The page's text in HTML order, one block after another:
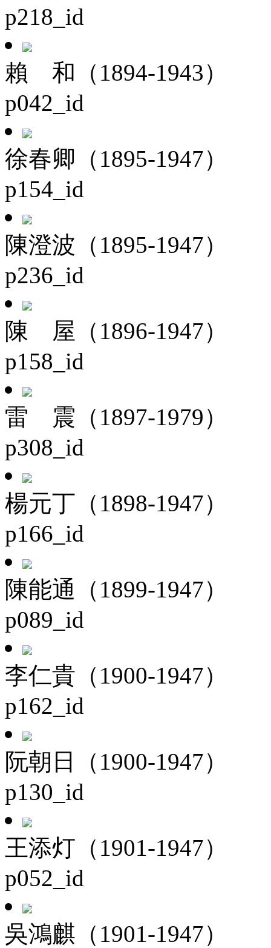
p218_id
賴 和（1894-1943）
p042_id
徐春卿（1895-1947）
p154_id
陳澄波（1895-1947）
p236_id
陳 屋（1896-1947）
p158_id
雷 震（1897-1979）
p308_id
楊元丁（1898-1947）
p166_id
陳能通（1899-1947）
p089_id
李仁貴（1900-1947）
p162_id
阮朝日（1900-1947）
p130_id
王添灯（1901-1947）
p052_id
吳鴻麒（1901-1947）